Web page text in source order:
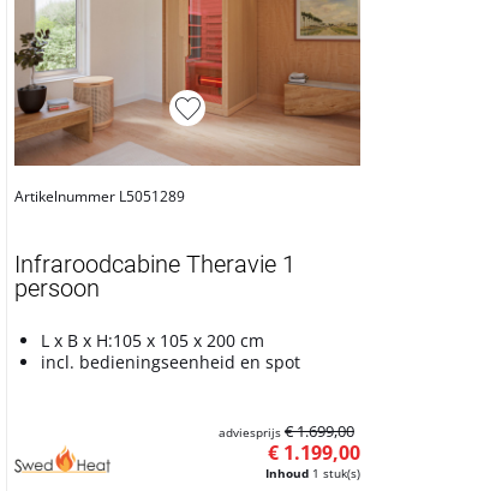
Artikelnummer L5051289
Infraroodcabine Theravie 1
persoon
L x B x H:105 x 105 x 200 cm
incl. bedieningseenheid en spot
Inhoud 1 stuk(s)
€ 1.199,00
adviesprijs € 1.699,00